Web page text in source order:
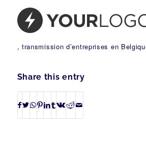
, transmission d’entreprises en
Share this entry